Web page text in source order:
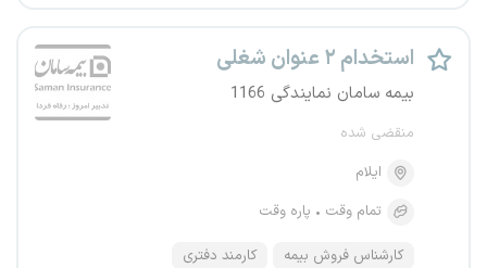
استخدام ۲ عنوان شغلی
بیمه سامان نمایندگی 1166
منقضی شده
ایلام
تمام وقت
پاره وقت
کارشناس فروش بیمه کارمند دفتری